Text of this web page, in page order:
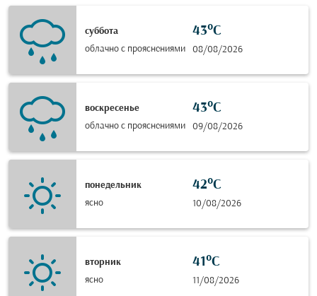
суббота
облачно с прояснениями
43°C
08/08/2026
воскресенье
облачно с прояснениями
43°C
09/08/2026
понедельник
ясно
42°C
10/08/2026
вторник
ясно
41°C
11/08/2026